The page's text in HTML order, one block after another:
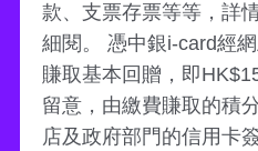
款、支票存票等等，詳
細閱。 憑中銀i-card經
賺取基本回贈，即
留意，由繳費賺取的積
店及政府部門的信用卡